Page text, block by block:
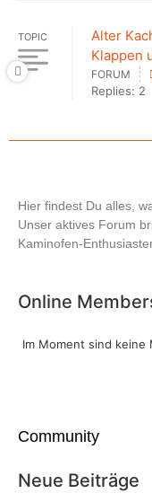
TOPIC
Alter
Klappen
FORUM
Replies: 2
Hier findest Du alles,
Unser aktives Forum
Kaminofen-
Online
Im Moment sind keine
Community
Neue Beiträge